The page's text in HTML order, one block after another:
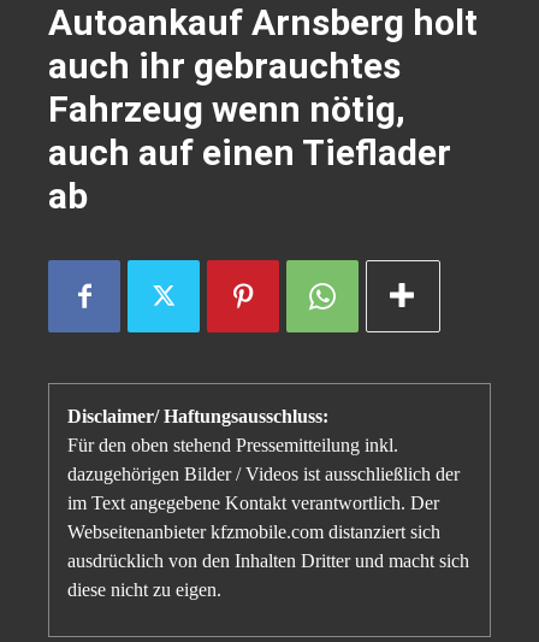
Autoankauf Arnsberg holt
auch ihr gebrauchtes
Fahrzeug wenn nötig,
auch auf einen Tieflader
ab
Disclaimer/ Haftungsausschluss:
Für den oben stehend Pressemitteilung inkl.
dazugehörigen Bilder / Videos ist ausschließlich der
im Text angegebene Kontakt verantwortlich. Der
Webseitenanbieter kfzmobile.com distanziert sich
ausdrücklich von den Inhalten Dritter und macht sich
diese nicht zu eigen.